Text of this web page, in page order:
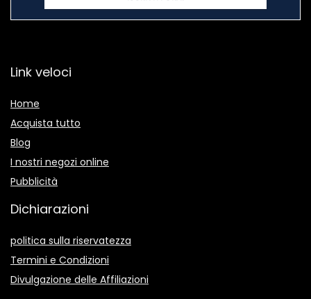
Link veloci
Home
Acquista tutto
Blog
I nostri negozi online
Pubblicità
Dichiarazioni
politica sulla riservatezza
Termini e Condizioni
Divulgazione delle Affiliazioni